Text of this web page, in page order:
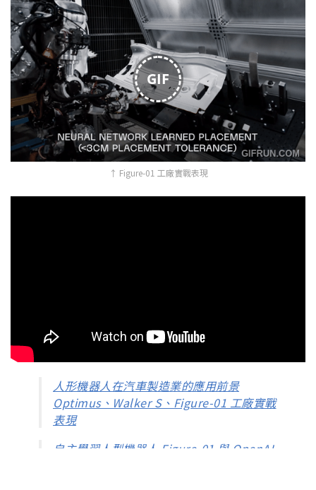
GIF
↑ Figure-01 工廠實戰表現
人形機器人在汽車製造業的應用前景
Optimus、Walker S、Figure-01 工廠實戰
表現
自主學習人型機器人 Figure-01 與 OpenAI